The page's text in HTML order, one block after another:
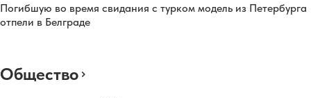
Погибшую во время свидания с турком модель из Петербурга
отпели в Белграде
Общество